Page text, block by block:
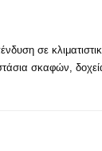
σε
σκαφών,